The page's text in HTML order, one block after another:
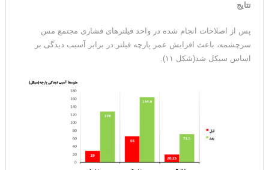
نتایج
پس از اصلاحات انجام شده در واحد فیلترهای فشاری مجتمع مس
سرچشمه، باعث افزایش عمر پارچه فیلتر در برابر آسیب دیدگی بر
اساس سیکل شد(شکل ۱۱).